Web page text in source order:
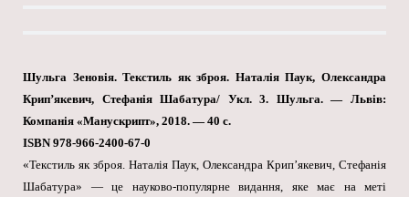
Шульга Зеновія. Текстиль як зброя. Наталія Паук, Олександра
Крип’якевич, Стефанія Шабатура/ Укл. 3. Шульга. — Львів:
Компанія «Манускрипт», 2018. — 40 с.
ISBN 978-966-2400-67-0
«Текстиль як зброя. Наталія Паук, Олександра Крип’якевич, Стефанія
Шабатура» — це науково-популярне видання, яке має на меті